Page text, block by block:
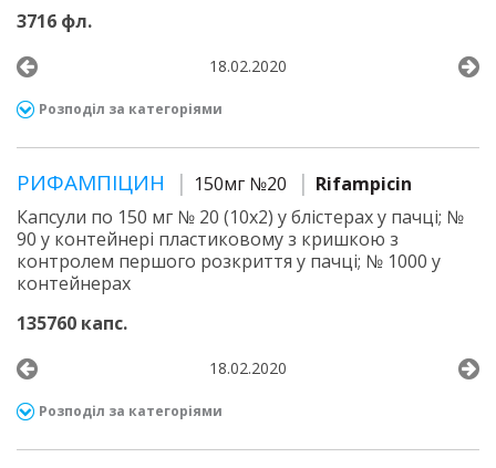
3716 фл.
18.02.2020
Розподіл за категоріями
РИФАМПІЦИН 150мг №20
Rifampicin
Капсули по 150 мг № 20 (10х2) у блістерах у пачці; №
90 у контейнері пластиковому з кришкою з
контролем першого розкриття у пачці; № 1000 у
контейнерах
135760 капс.
18.02.2020
Розподіл за категоріями